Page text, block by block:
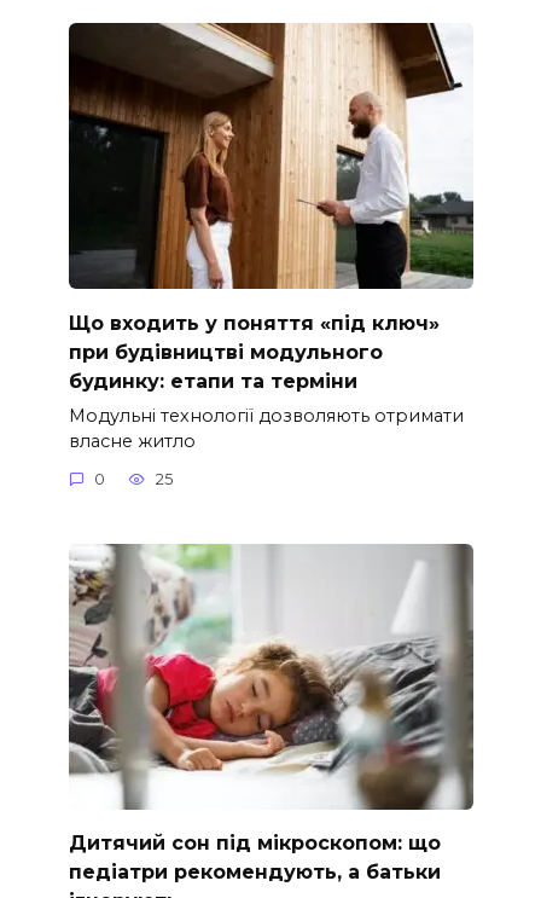
Що входить у поняття «під ключ»
при будівництві модульного
будинку: етапи та терміни
Модульні технології дозволяють отримати
власне житло
0 25
Дитячий сон під мікроскопом: що
педіатри рекомендують, а батьки